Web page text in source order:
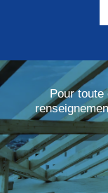
Pour toute